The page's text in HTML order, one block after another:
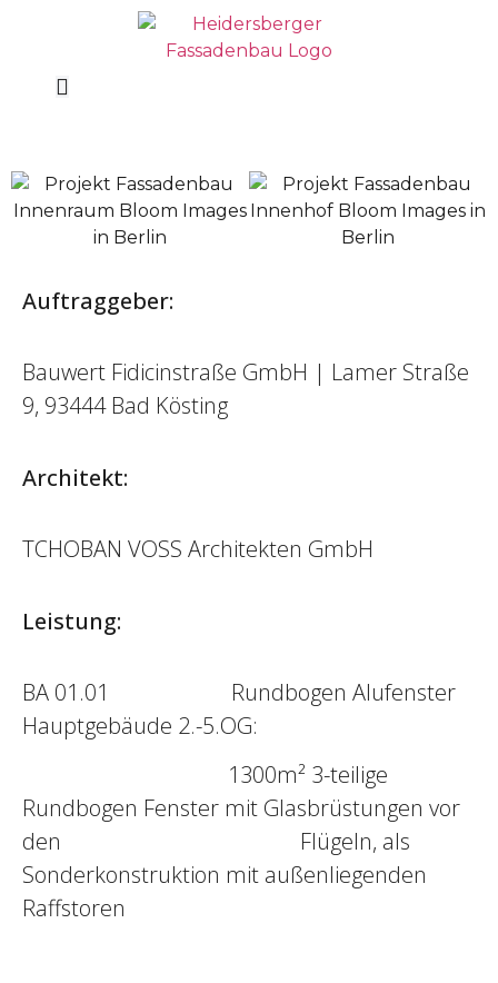
Auftraggeber:
Bauwert Fidicinstraße GmbH | Lamer Straße
9, 93444 Bad Kösting
Architekt:
TCHOBAN VOSS Architekten GmbH
Leistung:
BA 01.01 Rundbogen Alufenster
Hauptgebäude 2.-5.OG:
1300m² 3-teilige
Rundbogen Fenster mit Glasbrüstungen vor
den Flügeln, als
Sonderkonstruktion mit außenliegenden
Raffstoren